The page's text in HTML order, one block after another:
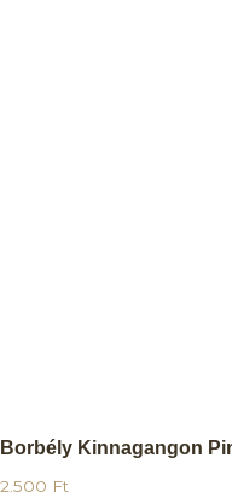
Borbély Kinnagangon
2.500 Ft